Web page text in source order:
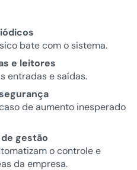
bate com o sistema.
e leitores
entradas e saídas.
de aumento inesperado
gestão
o controle e
da empresa.